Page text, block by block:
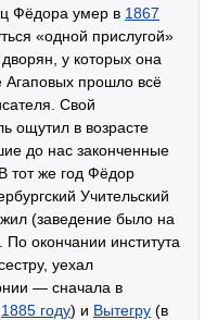
Фёдора умер в 1867
«одной прислугой»
у которых она
Агаповых прошло всё
Свой
ощутил в возрасте
до нас законченные
В тот же год Фёдор
Учительский
жил (заведение было на
окончании института
уехал
— сначала в
1885 году) и Вытегру (в